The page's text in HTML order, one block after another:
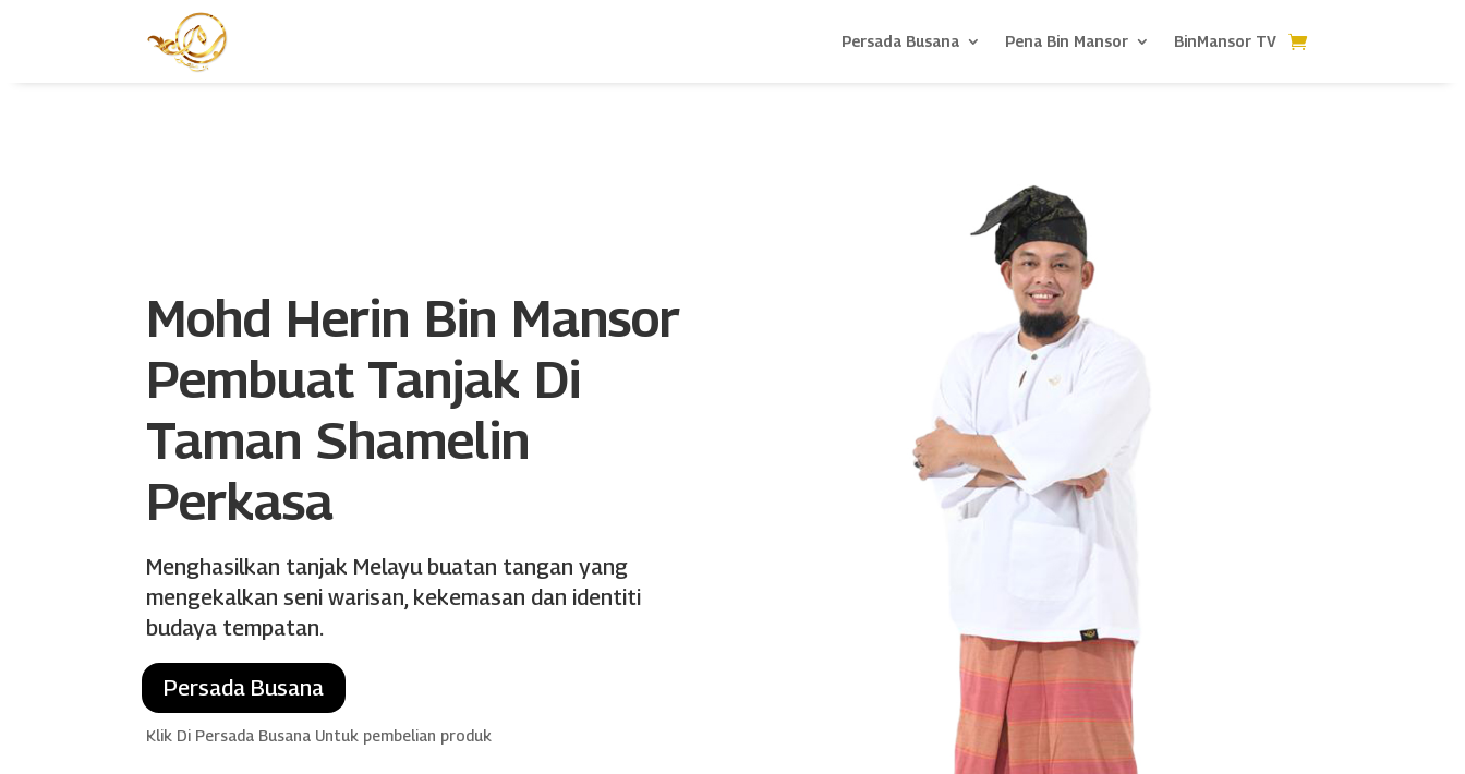
Persada Busana Pena Bin Mansor BinMansor TV
Mohd Herin Bin Mansor
Pembuat Tanjak Di
Taman Shamelin
Perkasa
Menghasilkan tanjak Melayu buatan tangan yang
mengekalkan seni warisan, kekemasan dan identiti
budaya tempatan.
Persada Busana
Klik Di Persada Busana Untuk pembelian produk